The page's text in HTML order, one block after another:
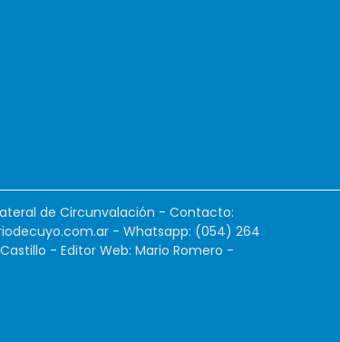
de Circunvalación - Contacto:
- Whatsapp: (054) 264
- Editor Web: Mario Romero -